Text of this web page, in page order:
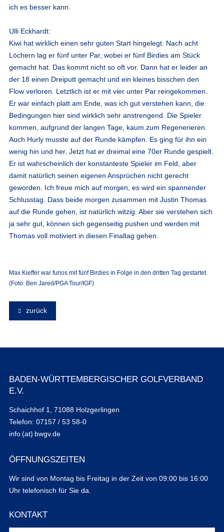
ich es besser kann.
Ulli Eckhardt:
Kiwi hat wirklich einen sehr guten Start hingelegt. Nach acht
Löchern lag er fünf unter Par, wobei er fünf Birdies am Stück
gemacht hat. Das kommt nicht so oft vor. Dann hat er leider an
der 18 einen Dreiputt gemacht und ein kleines bisschen den
Flow verloren. Letztlich ist er mit vier unter Par reingekommen.
Er war einfach platt am Ende, was ich gut verstehen kann, die
Bedingungen hier sind wirklich sehr anstrengend. Die Spieler
kommen, aufgrund der langen Tage, kaum zum Regenerieren.
Auch Hurly musste auf der Runde kämpfen. Es ging für ihn ein
wenig hin und her. Jetzt hat er dreimal eine 70er Runde gespielt.
Er ist wahrscheinlich der konstanteste Spieler im Feld, aber
damit natürlich seinen eigenen Ansprüchen nicht gerecht
geworden. Ich freue mich auf morgen, es wird ein spannender
Schlusstag. Dass beide morgen zusammen mit Justin Thomas
auf die Runde gehen, ist natürlich witzig. Aber sie verstehen sich
ja sehr gut, können sich gegenseitig pushen und werden mit
Thomas voll motiviert in diesen Finaltag gehen.
Max Kieffer war furios mit fünf Birdies in Folge in den dritten Tag gestartet.
(Foto: Ben Jared/PGA Tour/IGF)
zurück
BADEN-WÜRTTEMBERGISCHER GOLFVERBAND
E.V.
Schaichhof 1, 71088 Holzgerlingen
Telefon: 07157 / 53 58-0
info (at) bwgv.de
ÖFFNUNGSZEITEN
Wir sind von Montag bis Freitag in der Zeit von 09:00 bis 16:00
Uhr telefonisch für Sie da.
KONTAKT